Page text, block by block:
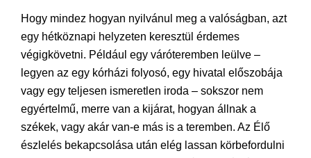
Hogy mindez hogyan nyilvánul meg a valóságban, azt
egy hétköznapi helyzeten keresztül érdemes
végigkövetni. Például egy váróteremben leülve –
legyen az egy kórházi folyosó, egy hivatal előszobája
vagy egy teljesen ismeretlen iroda – sokszor nem
egyértelmű, merre van a kijárat, hogyan állnak a
székek, vagy akár van-e más is a teremben. Az Élő
észlelés bekapcsolása után elég lassan körbefordulni